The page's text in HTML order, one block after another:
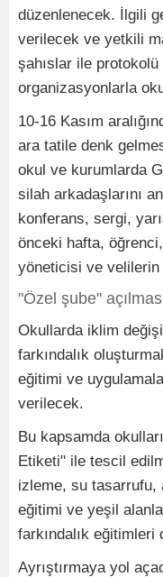
düzenlenecek. İlgili
verilecek ve yetkili
şahıslar ile
organizasyonlarla
10-16 Kasım
ara tatile denk
okul ve kurumlarda
silah arkadaşlarını
konferans, sergi,
önceki hafta,
yöneticisi ve velilerin
"Özel şube"
Okullarda iklim
farkındalık
eğitimi ve
verilecek.
Bu kapsamda
Etiketi" ile tescil
izleme, su tasarrufu,
eğitimi ve yeşil
farkındalık eğitimleri
Ayrıştırmaya yol